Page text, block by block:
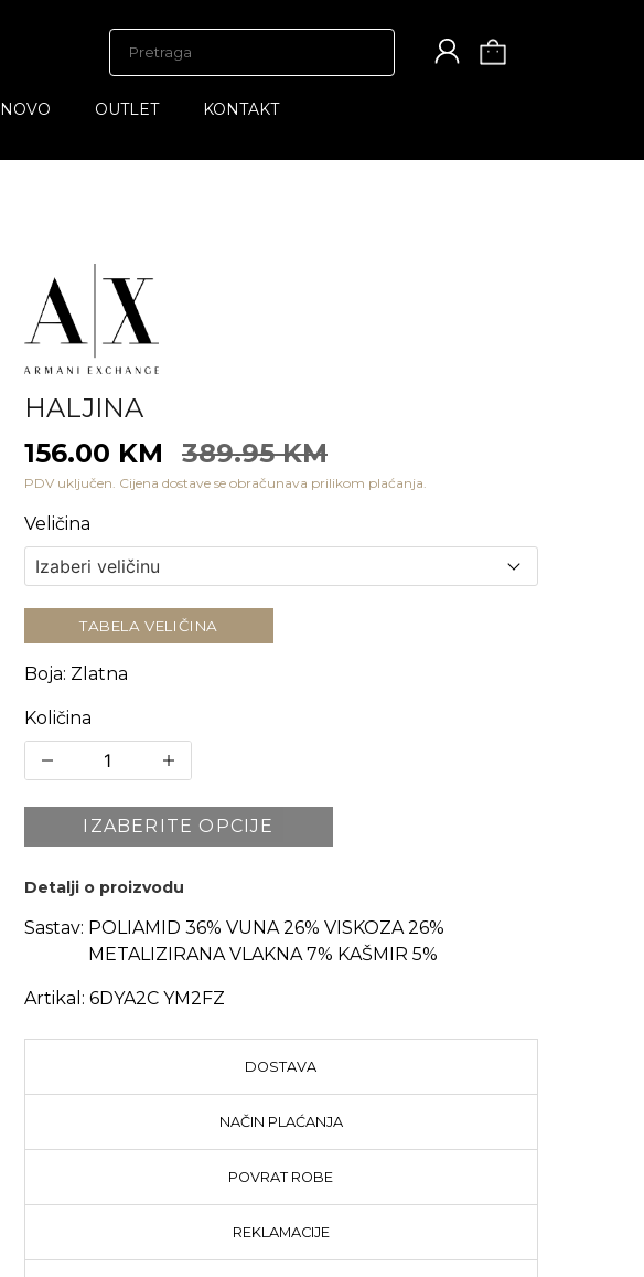
NOVO OUTLET KONTAKT
HALJINA
156.00 KM
389.95 KM
PDV uključen. Cijena dostave se obračunava prilikom plaćanja.
Veličina
TABELA VELIČINA
Boja: Zlatna
Količina
IZABERITE OPCIJE
Detalji o proizvodu
Sastav: POLIAMID 36% VUNA 26% VISKOZA 26%
METALIZIRANA VLAKNA 7% KAŠMIR 5%
Artikal: 6DYA2C YM2FZ
DOSTAVA
NAČIN PLAĆANJA
POVRAT ROBE
REKLAMACIJE